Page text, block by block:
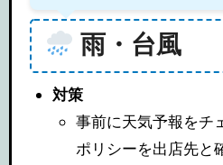
雨・台風
対策
事前に天気予報をチ
ポリシーを出店先と